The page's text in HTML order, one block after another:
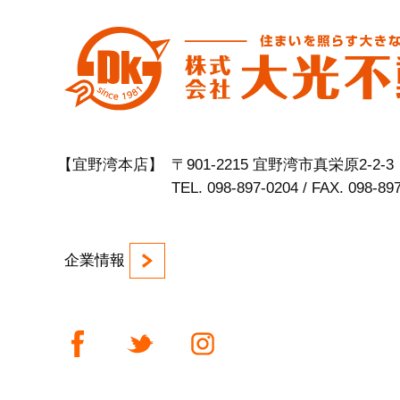
【宜野湾本店】
〒901-2215 宜野湾市真栄原2-2-3
TEL. 098-897-0204 / FAX. 098-
企業情報